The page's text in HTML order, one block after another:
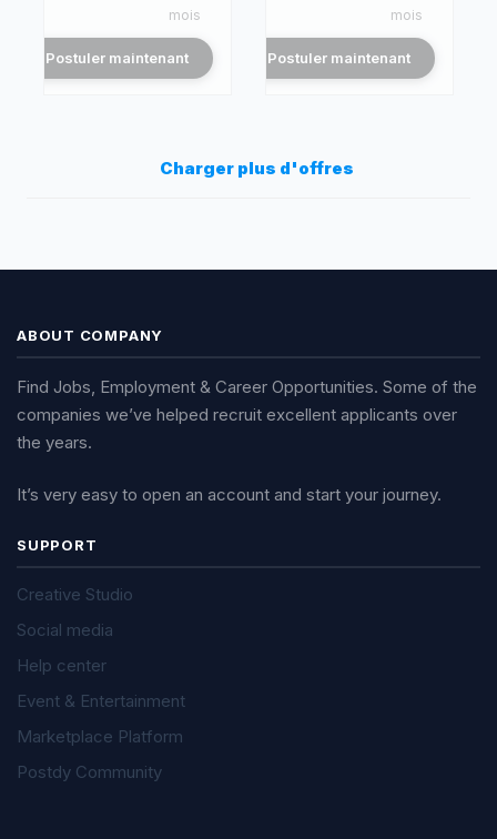
mois
Postuler maintenant
mois
Postuler maintenant
Charger plus d'offres
ABOUT COMPANY
Find Jobs, Employment & Career Opportunities. Some of the
companies we’ve helped recruit excellent applicants over
the years.
It’s very easy to open an account and start your journey.
SUPPORT
Creative Studio
Social media
Help center
Event & Entertainment
Marketplace Platform
Postdy Community